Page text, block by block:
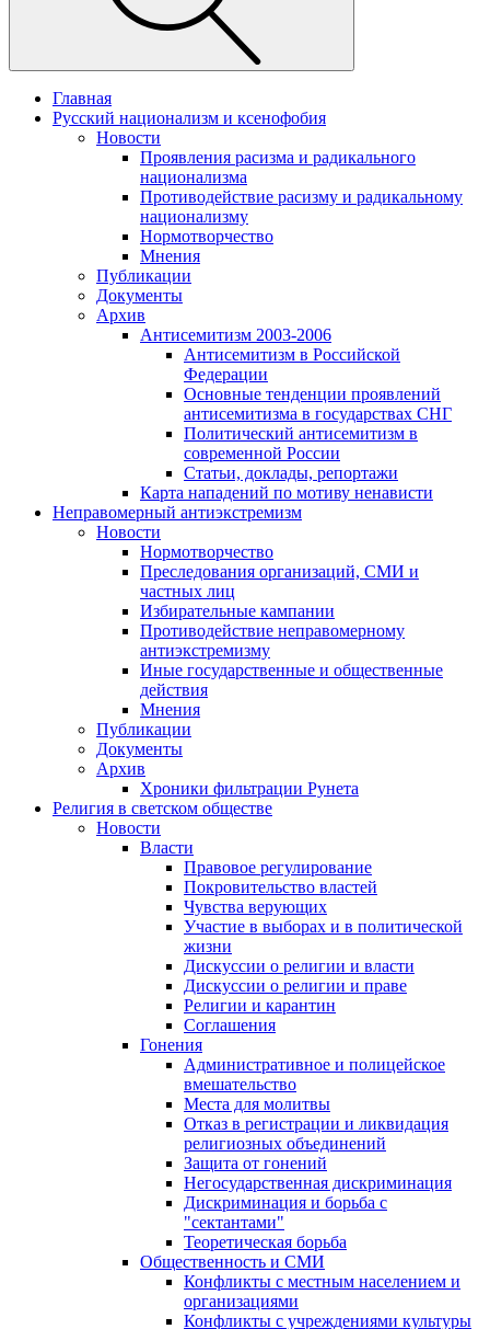
Главная
Русский национализм и ксенофобия
Новости
Проявления расизма и радикального
национализма
Противодействие расизму и радикальному
национализму
Нормотворчество
Мнения
Публикации
Документы
Архив
Антисемитизм 2003-2006
Антисемитизм в Российской
Федерации
Основные тенденции проявлений
антисемитизма в государствах СНГ
Политический антисемитизм в
современной России
Статьи, доклады, репортажи
Карта нападений по мотиву ненависти
Неправомерный антиэкстремизм
Новости
Нормотворчество
Преследования организаций, СМИ и
частных лиц
Избирательные кампании
Противодействие неправомерному
антиэкстремизму
Иные государственные и общественные
действия
Мнения
Публикации
Документы
Архив
Хроники фильтрации Рунета
Религия в светском обществе
Новости
Власти
Правовое регулирование
Покровительство властей
Чувства верующих
Участие в выборах и в политической
жизни
Дискуссии о религии и власти
Дискуссии о религии и праве
Религии и карантин
Соглашения
Гонения
Административное и полицейское
вмешательство
Места для молитвы
Отказ в регистрации и ликвидация
религиозных объединений
Защита от гонений
Негосударственная дискриминация
Дискриминация и борьба с
"сектантами"
Теоретическая борьба
Общественность и СМИ
Конфликты с местным населением и
организациями
Конфликты с учреждениями культуры